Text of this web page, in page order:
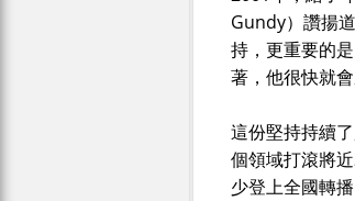
Gundy）讚揚
持，更重要的
著，他很快就
這份堅持持續
個領域打滾將
少登上全國轉